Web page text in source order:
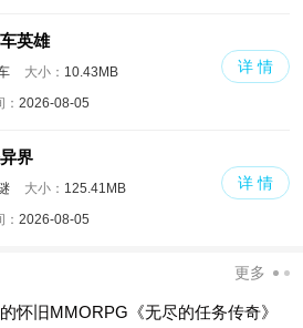
英雄
大小： 10.43MB
2026-08-05
详 情
界
大小： 125.41MB
2026-08-05
详 情
更多
怀旧MMORPG《无尽的任务传奇》